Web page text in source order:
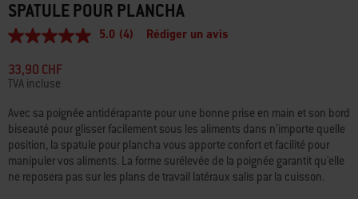
SPATULE POUR PLANCHA
5.0
sur
5,
valeur
de
la
note
moyenne.
Read
4
Reviews.
5.0 (4) Rédiger un avis
33,90 CHF
TVA incluse
Avec sa poignée antidérapante pour une bonne prise en main et son bord
biseauté pour glisser facilement sous les aliments dans n’importe quelle
position, la spatule pour plancha vous apporte confort et facilité pour
manipuler vos aliments. La forme surélevée de la poignée garantit qu'elle
ne reposera pas sur les plans de travail latéraux salis par la cuisson.